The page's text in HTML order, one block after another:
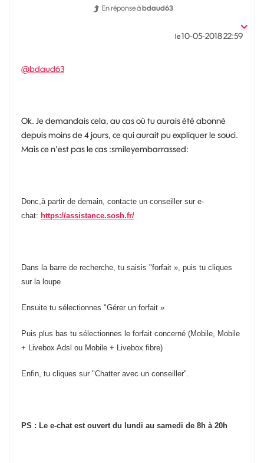
En réponse àbdaud63
le‎10-05-201822:59
@bdaud63
Ok. Je demandais cela, au cas où tu aurais été abonné
depuis moins de 4 jours, ce qui aurait pu expliquer le souci.
Mais ce n'est pas le cas :smileyembarrassed:
Donc,à partir de demain, contacte un conseiller sur e-
chat: https://assistance.sosh.fr/
Dans la barre de recherche, tu saisis "forfait », puis tu cliques
sur la loupe
Ensuite tu sélectionnes "Gérer un forfait »
Puis plus bas tu sélectionnes le forfait concerné (Mobile, Mobile
+ Livebox Adsl ou Mobile + Livebox fibre)
Enfin, tu cliques sur "Chatter avec un conseiller".
PS : Le e-chat est ouvert du lundi au samedi de 8h à 20h